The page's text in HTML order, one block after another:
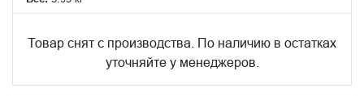
Товар снят с производства. По наличию в остатках
уточняйте у менеджеров.